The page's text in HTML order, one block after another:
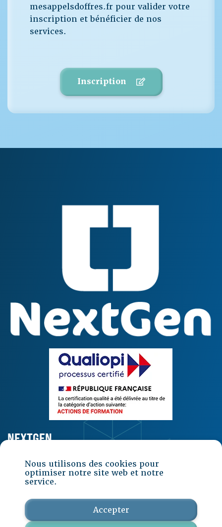
Nous utilisons des cookies pour
optimiser notre site web et notre
service.
Accepter
mesappelsdoffres.fr pour valider votre
inscription et bénéficier de nos
services.
Inscription
NEXTGEN
Contact
Se connecter à Mon Compte